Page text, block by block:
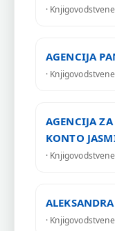
·
AGENCIJA
·
AGENCIJA
KONTO
·
·